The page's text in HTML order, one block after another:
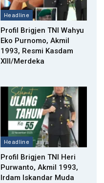
Headline
Profil Brigjen TNI Wahyu
Eko Purnomo, Akmil
1993, Resmi Kasdam
XIII/Merdeka
Headline
Profil Brigjen TNI Heri
Purwanto, Akmil 1993,
Irdam Iskandar Muda